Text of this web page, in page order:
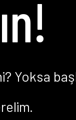
Yoksa